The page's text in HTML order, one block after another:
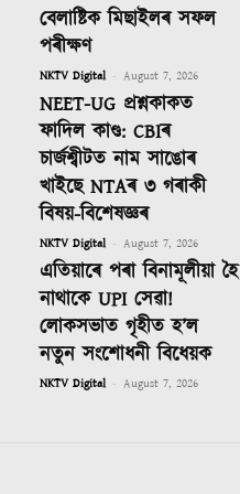
বেলাষ্টিক মিছাইলৰ সফল
পৰীক্ষণ
NKTV Digital - August 7, 2026
NEET-UG প্ৰশ্নকাকত
ফাদিল কাণ্ড: CBIৰ
চাৰ্জশ্বীটত নাম সাঙোৰ
খাইছে NTAৰ ৩ গৰাকী
বিষয়-বিশেষজ্ঞৰ
NKTV Digital - August 7, 2026
এতিয়াৰে পৰা বিনামূলীয়া হৈ
নাথাকে UPI সেৱা!
লোকসভাত গৃহীত হ’ল
নতুন সংশোধনী বিধেয়ক
NKTV Digital - August 7, 2026